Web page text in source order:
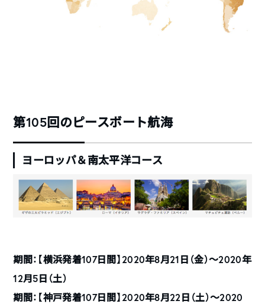
第105回のピースボート航海
ヨーロッパ＆南太平洋コース
期間：【横浜発着107日間】2020年8月21日（金）〜2020年
12月5日（土）
期間：【神戸発着107日間】2020年8月22日（土）〜2020